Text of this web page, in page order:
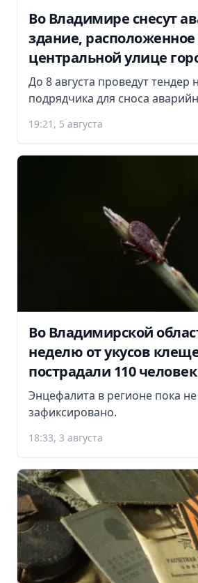
Во Владимире снесут
здание, расположенное
центральной улице
До 8 августа проведут тендер
подрядчика для сноса
19:21, 5 августа
Во Владимирской
неделю от укусов
пострадали 110 человек
Энцефалита в регионе пока не
зафиксировано.
18:33, 3 августа